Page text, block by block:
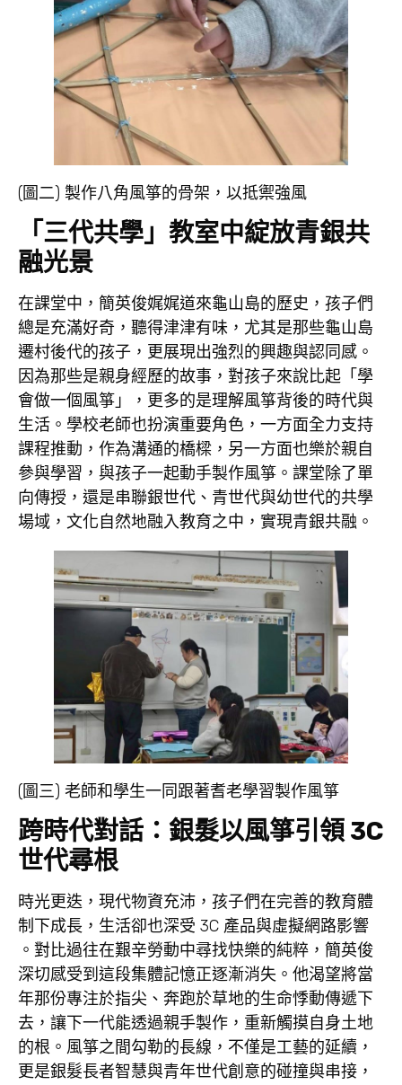
(圖二) 製作八角風箏的骨架，以抵禦強風
「三代共學」教室中綻放青銀共
融光景
在課堂中，簡英俊娓娓道來龜山島的歷史，孩子們
總是充滿好奇，聽得津津有味，尤其是那些龜山島
遷村後代的孩子，更展現出強烈的興趣與認同感。
因為那些是親身經歷的故事，對孩子來說比起「學
會做一個風箏」，更多的是理解風箏背後的時代與
生活。學校老師也扮演重要角色，一方面全力支持
課程推動，作為溝通的橋樑，另一方面也樂於親自
參與學習，與孩子一起動手製作風箏。課堂除了單
向傳授，還是串聯銀世代、青世代與幼世代的共學
場域，文化自然地融入教育之中，實現青銀共融。
(圖三) 老師和學生一同跟著耆老學習製作風箏
跨時代對話：銀髮以風箏引領 3C
世代尋根
時光更迭，現代物資充沛，孩子們在完善的教育體
制下成長，生活卻也深受 3C 產品與虛擬網路影響
。對比過往在艱辛勞動中尋找快樂的純粹，簡英俊
深切感受到這段集體記憶正逐漸消失。他渴望將當
年那份專注於指尖、奔跑於草地的生命悸動傳遞下
去，讓下一代能透過親手製作，重新觸摸自身土地
的根。風箏之間勾勒的長線，不僅是工藝的延續，
更是銀髮長者智慧與青年世代創意的碰撞與串接，